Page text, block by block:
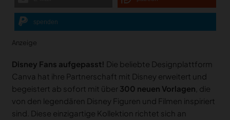
spenden
Anzeige
Disney Fans aufgepasst! Die beliebte Designplattform
Canva hat ihre Partnerschaft mit Disney erweitert und
begeistert ab sofort mit über 300 neuen Vorlagen , die
von den legendären Disney Figuren und Filmen inspiriert
sind. Diese einzigartige Kollektion richtet sich an